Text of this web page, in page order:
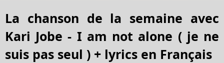
La chanson de la semaine avec
Kari Jobe - I am not alone ( je ne
suis pas seul ) + lyrics en Français